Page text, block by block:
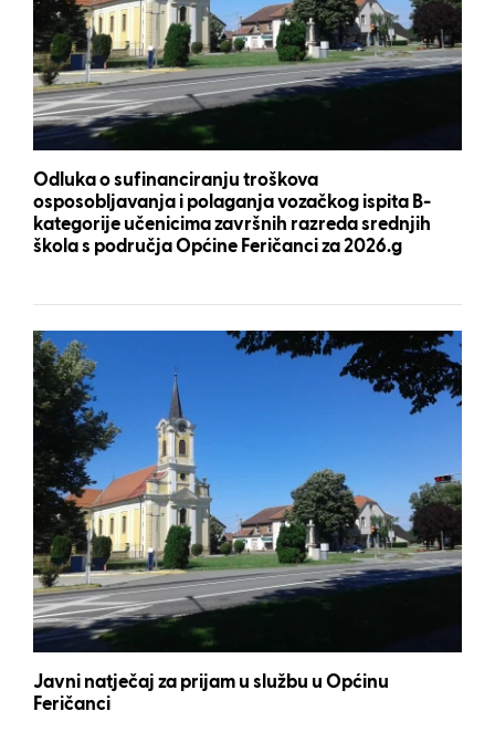
Odluka o sufinanciranju troškova
osposobljavanja i polaganja vozačkog ispita B-
kategorije učenicima završnih razreda srednjih
škola s područja Općine Feričanci za 2026.g
Javni natječaj za prijam u službu u Općinu
Feričanci